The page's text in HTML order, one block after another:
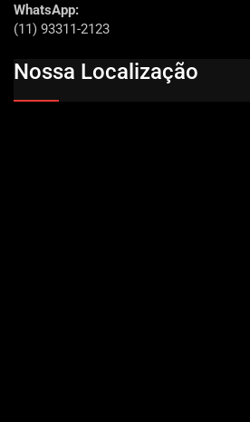
WhatsApp:
(11) 93311-2123
Nossa Localização